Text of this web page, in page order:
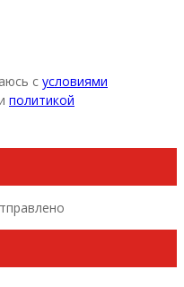
с условиями
политикой